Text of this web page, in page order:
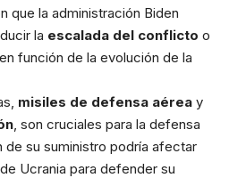
que la administración Biden
la escalada del conflicto o
en función de la evolución de la
misiles de defensa aérea y
, son cruciales para la defensa
de su suministro podría afectar
Ucrania para defender su